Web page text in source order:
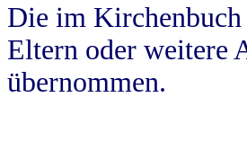
Die im Kirchenbuch
Eltern oder weitere
übernommen.